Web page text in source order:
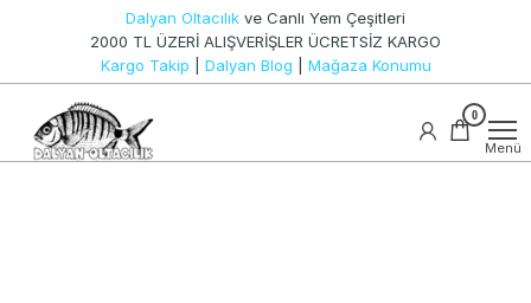
Dalyan Oltacılık ve Canlı Yem Çeşitleri
2000 TL ÜZERİ ALIŞVERİŞLER ÜCRETSİZ KARGO
Kargo Takip
Dalyan Blog Mağaza Konumu
Takımları
0
Menü